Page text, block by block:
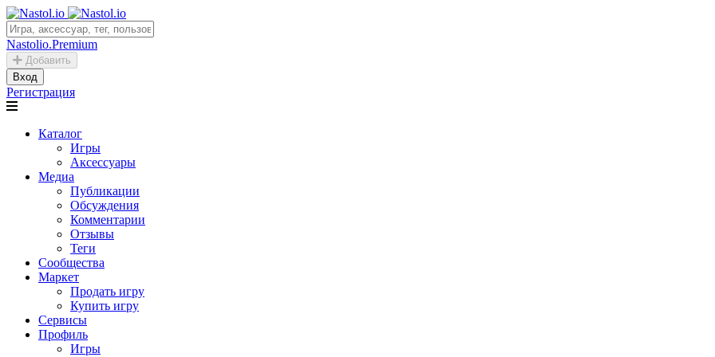
Nastolio.Premium
Добавить
Вход
Регистрация
Каталог
Игры
Аксессуары
Медиа
Публикации
Обсуждения
Комментарии
Отзывы
Теги
Сообщества
Маркет
Продать игру
Купить игру
Сервисы
Профиль
Игры